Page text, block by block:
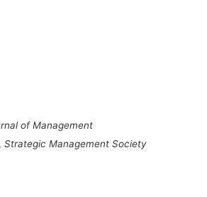
of Management
Strategic Management Society